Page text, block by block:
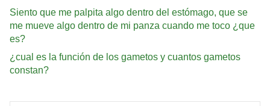
Siento que me palpita algo dentro del estómago, que se
me mueve algo dentro de mi panza cuando me toco ¿que
es?
¿cual es la función de los gametos y cuantos gametos
constan?